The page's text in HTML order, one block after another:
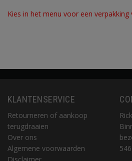
Kies in het menu voor een verpakking
KLANTENSERVICE
Retourneren of aankoop
terugdraaien
Over ons
Algemene voorwaarden